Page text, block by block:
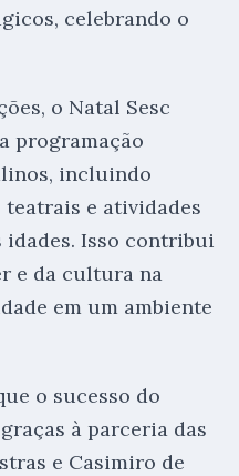
celebrando o
o Natal Sesc
programação
incluindo
teatrais e atividades
Isso contribui
e da cultura na
em um ambiente
o sucesso do
à parceria das
e Casimiro de